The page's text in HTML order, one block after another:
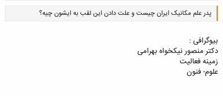
پدر علم مکانیک ایران چیست و علت دادن این لقب به ایشون چیه؟
بیوگرافی :
دکتر منصور نیکخواه بهرامی
زمینه فعالیت
علوم- فنون